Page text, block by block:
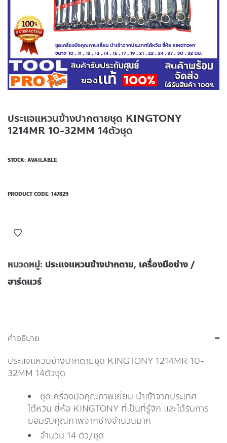
ประแจแหวนข้างปากตายชุด KINGTONY
1214MR 10-32MM 14ตัวชุด
STOCK: AVAILABLE
PRODUCT CODE: 147829
หมวดหมู่: ประแจแหวนข้างปากตาย, เครื่องมือช่าง /
ฮาร์ดแวร์
คำอธิบาย
ประแจแหวนข้างปากตายชุด KINGTONY 1214MR 10-
32MM 14ตัวชุด
ชุดเครื่องมือคุณภาพเยี่ยม นำเข้าจากประเทศ
ไต้หวัน ยี่ห้อ KINGTONY ที่เป็นที่รู้จัก และได้รับการ
ยอมรับคุณภาพจากช่างจำนวนมาก
จำนวน 14 ตัว/ชุด